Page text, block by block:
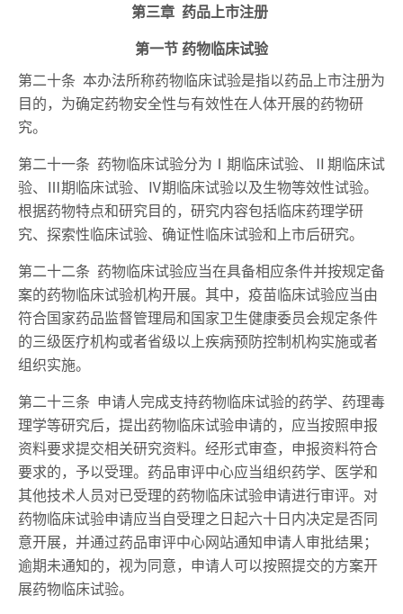
第三章 药品上市注册
第一节 药物临床试验
第二十条 本办法所称药物临床试验是指以药品上市注册为
目的，为确定药物安全性与有效性在人体开展的药物研
究。
第二十一条 药物临床试验分为Ⅰ期临床试验、Ⅱ期临床试
验、Ⅲ期临床试验、Ⅳ期临床试验以及生物等效性试验。
根据药物特点和研究目的，研究内容包括临床药理学研
究、探索性临床试验、确证性临床试验和上市后研究。
第二十二条 药物临床试验应当在具备相应条件并按规定备
案的药物临床试验机构开展。其中，疫苗临床试验应当由
符合国家药品监督管理局和国家卫生健康委员会规定条件
的三级医疗机构或者省级以上疾病预防控制机构实施或者
组织实施。
第二十三条 申请人完成支持药物临床试验的药学、药理毒
理学等研究后，提出药物临床试验申请的，应当按照申报
资料要求提交相关研究资料。经形式审查，申报资料符合
要求的，予以受理。药品审评中心应当组织药学、医学和
其他技术人员对已受理的药物临床试验申请进行审评。对
药物临床试验申请应当自受理之日起六十日内决定是否同
意开展，并通过药品审评中心网站通知申请人审批结果；
逾期未通知的，视为同意，申请人可以按照提交的方案开
展药物临床试验。